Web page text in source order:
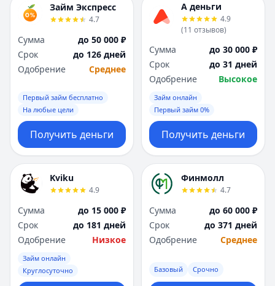
Займ Экспресс
4.7
Сумма
до 50 000 ₽
Срок
до 126 дней
Одобрение
Среднее
Первый займ бесплатно
На любые цели
Получить деньги
А деньги
4.9
(11 отзывов)
Сумма
до 30 000 ₽
Срок
до 31 дней
Одобрение
Высокое
Займ онлайн
Первый займ 0%
Получить деньги
Kviku
4.9
Сумма
до 15 000 ₽
Срок
до 181 дней
Одобрение
Низкое
Займ онлайн
Круглосуточно
Финмолл
4.7
Сумма
до 60 000 ₽
Срок
до 371 дней
Одобрение
Среднее
Базовый Срочно